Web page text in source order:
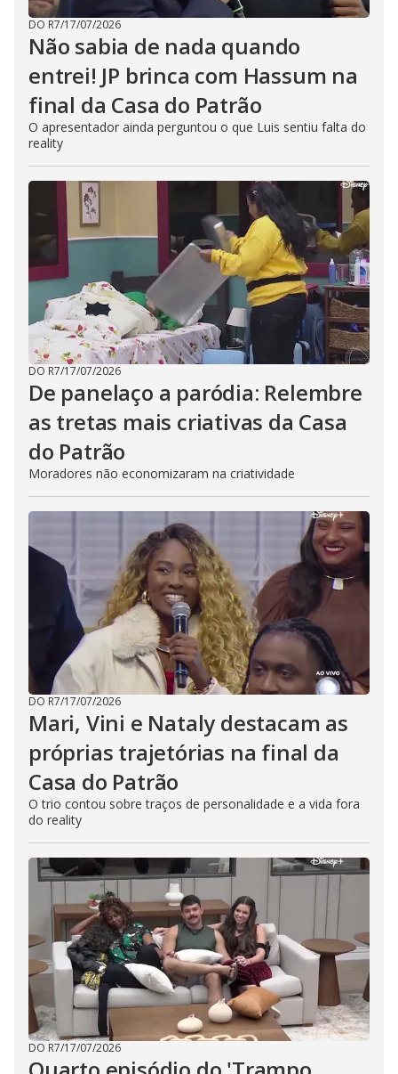
DO R7/17/07/2026
Não sabia de nada quando
entrei! JP brinca com Hassum na
final da Casa do Patrão
O apresentador ainda perguntou o que Luis sentiu falta do
reality
DO R7/17/07/2026
De panelaço a paródia: Relembre
as tretas mais criativas da Casa
do Patrão
Moradores não economizaram na criatividade
DO R7/17/07/2026
Mari, Vini e Nataly destacam as
próprias trajetórias na final da
Casa do Patrão
O trio contou sobre traços de personalidade e a vida fora
do reality
DO R7/17/07/2026